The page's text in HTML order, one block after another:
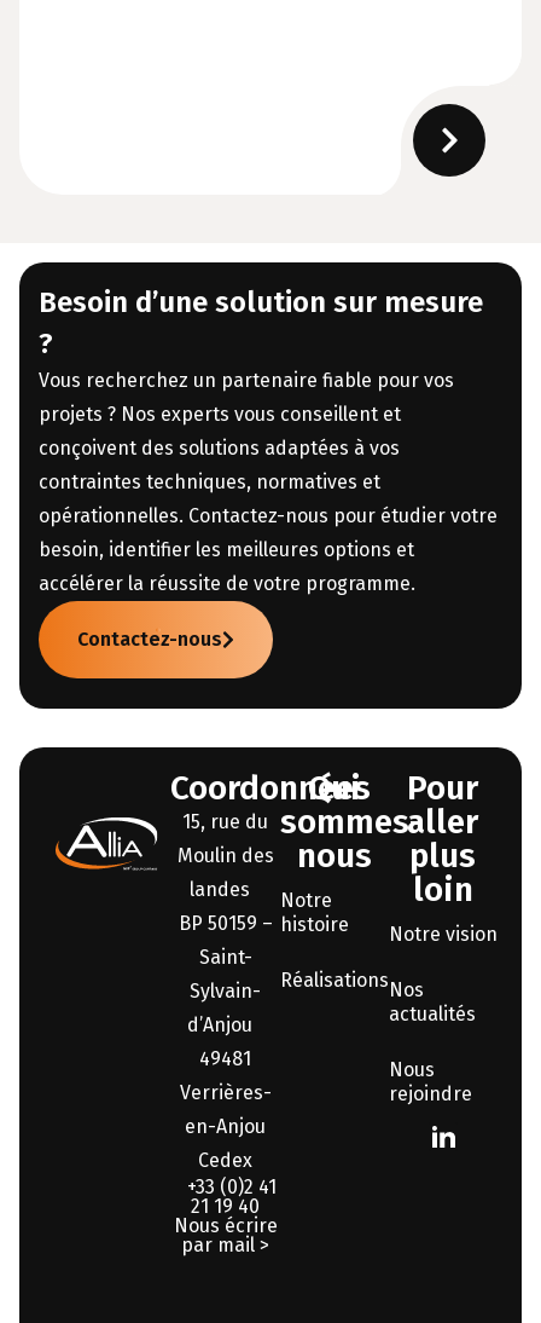
Besoin d’une solution sur mesure
?
Vous recherchez un partenaire fiable pour vos
projets ? Nos experts vous conseillent et
conçoivent des solutions adaptées à vos
contraintes techniques, normatives et
opérationnelles. Contactez-nous pour étudier votre
besoin, identifier les meilleures options et
accélérer la réussite de votre programme.
Contactez-nous
Coordonnées
15, rue du
Moulin des
landes
BP 50159 –
Saint-
Sylvain-
d’Anjou
49481
Verrières-
en-Anjou
Cedex
+33 (0)2 41
21 19 40
Nous écrire
par mail >
Qui
sommes-
nous
Notre
histoire
Réalisations
Pour
aller
plus
loin
Notre vision
Nos
actualités
Nous
rejoindre